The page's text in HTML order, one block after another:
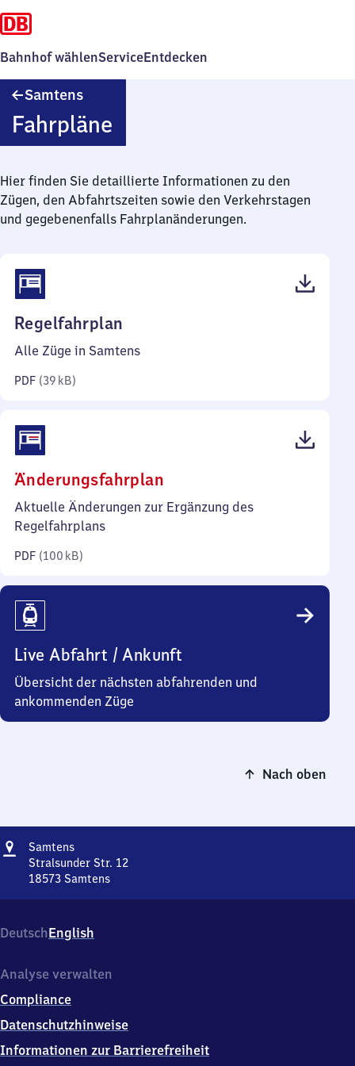
Bahnhof wählenServiceEntdecken
Samtens
Fahrpläne
Hier finden Sie detaillierte Informationen zu den
Zügen, den Abfahrtszeiten sowie den Verkehrstagen
und gegebenenfalls Fahrplanänderungen.
Regelfahrplan
39
Alle Züge in Samtens
PDF (39 kB)
Änderungsfahrplan
100
Aktuelle Änderungen zur Ergänzung des
Regelfahrplans
PDF (100 kB)
Live Abfahrt / Ankunft
Übersicht der nächsten abfahrenden und
ankommenden Züge
Nach oben
Adresse
SamtensSamtens
Stralsunder Str. 12
18573 Samtens
Str.
12,
8
7
3
DeutschEnglish
Analyse verwalten
Compliance
Datenschutzhinweise
Informationen zur Barrierefreiheit